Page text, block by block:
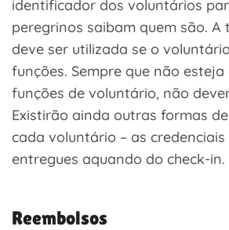
identificador dos voluntários
peregrinos saibam quem são. A
deve ser utilizada se o
funções. Sempre que não
funções de voluntário, não
Existirão ainda outras formas
cada voluntário – as
entregues aquando do check-in.
Reembolsos